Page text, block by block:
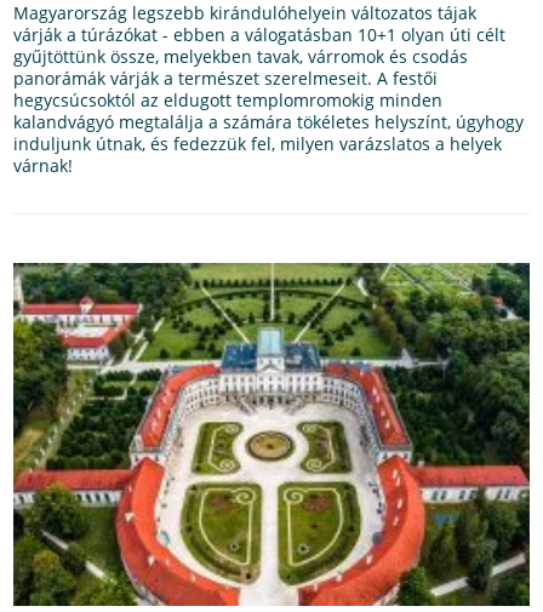
Magyarország legszebb kirándulóhelyein változatos tájak
várják a túrázókat - ebben a válogatásban 10+1 olyan úti célt
gyűjtöttünk össze, melyekben tavak, várromok és csodás
panorámák várják a természet szerelmeseit. A festői
hegycsúcsoktól az eldugott templomromokig minden
kalandvágyó megtalálja a számára tökéletes helyszínt, úgyhogy
induljunk útnak, és fedezzük fel, milyen varázslatos a helyek
várnak!